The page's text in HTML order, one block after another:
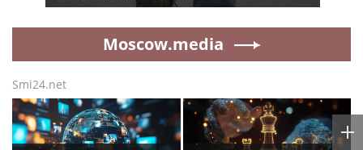
Moscow.media
Smi24.net